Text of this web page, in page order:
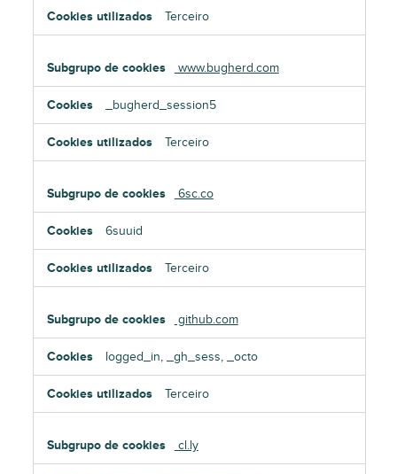
Terceiro
www.bugherd.com
_bugherd_session5
Terceiro
6sc.co
6suuid
Terceiro
github.com
logged_in, _gh_sess, _octo
Terceiro
cl.ly